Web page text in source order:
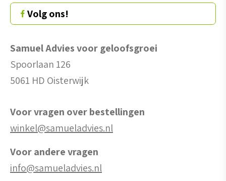
Volg ons!
Samuel Advies voor geloofsgroei
Spoorlaan 126
5061 HD Oisterwijk
Voor vragen over bestellingen
winkel@samueladvies.nl
Voor andere vragen
info@samueladvies.nl